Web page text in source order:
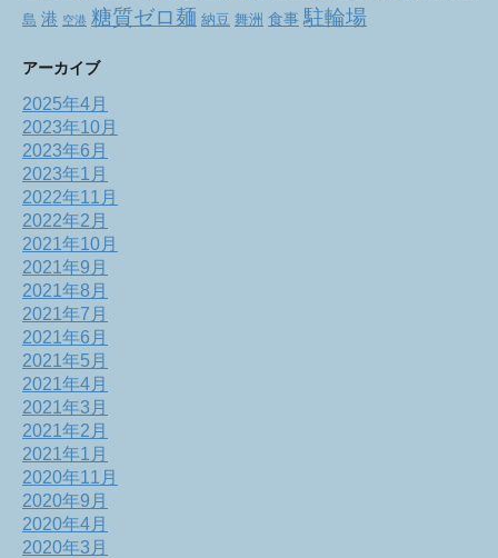
島 港 空港 糖質ゼロ麺 納豆 舞洲 食事 駐輪場
アーカイブ
2025年4月
2023年10月
2023年6月
2023年1月
2022年11月
2022年2月
2021年10月
2021年9月
2021年8月
2021年7月
2021年6月
2021年5月
2021年4月
2021年3月
2021年2月
2021年1月
2020年11月
2020年9月
2020年4月
2020年3月